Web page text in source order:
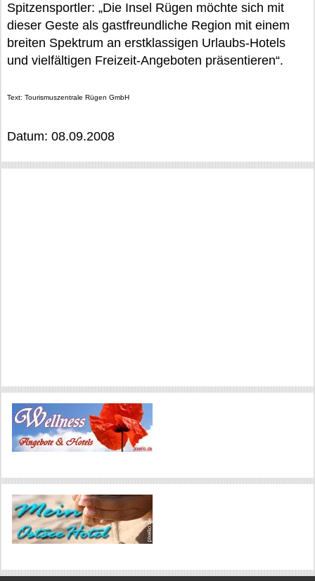
Spitzensportler: „Die Insel Rügen möchte sich mit
dieser Geste als gastfreundliche Region mit einem
breiten Spektrum an erstklassigen Urlaubs-Hotels
und vielfältigen Freizeit-Angeboten präsentieren“.
Text: Tourismuszentrale Rügen GmbH
Datum: 08.09.2008